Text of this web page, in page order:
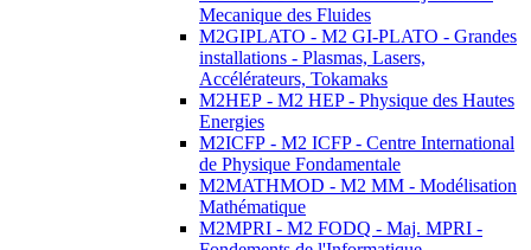
Mecanique des Fluides
M2GIPLATO - M2 GI-PLATO - Grandes
installations - Plasmas, Lasers,
Accélérateurs, Tokamaks
M2HEP - M2 HEP - Physique des Hautes
Energies
M2ICFP - M2 ICFP - Centre International
de Physique Fondamentale
M2MATHMOD - M2 MM - Modélisation
Mathématique
M2MPRI - M2 FODQ - Maj. MPRI -